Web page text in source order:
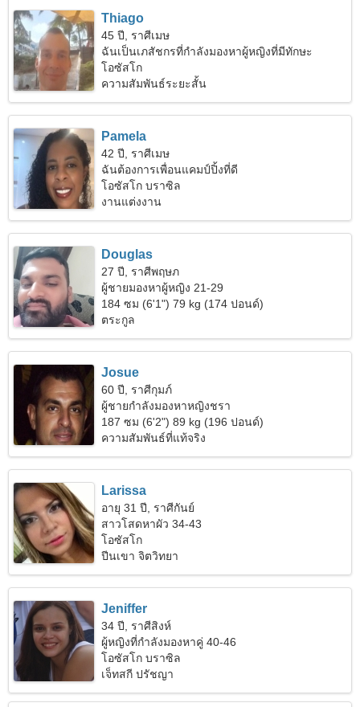
Thiago
45 ปี, ราศีเมษ
ฉันเป็นเภสัชกรที่กำลังมองหาผู้หญิงที่มีทักษะ
โอซัสโก
ความสัมพันธ์ระยะสั้น
Pamela
42 ปี, ราศีเมษ
ฉันต้องการเพื่อนแคมป์ปิ้งที่ดี
โอซัสโก บราซิล
งานแต่งงาน
Douglas
27 ปี, ราศีพฤษภ
ผู้ชายมองหาผู้หญิง 21-29
184 ซม (6'1") 79 kg (174 ปอนด์)
ตระกูล
Josue
60 ปี, ราศีกุมภ์
ผู้ชายกำลังมองหาหญิงชรา
187 ซม (6'2") 89 kg (196 ปอนด์)
ความสัมพันธ์ที่แท้จริง
Larissa
อายุ 31 ปี, ราศีกันย์
สาวโสดหาผัว 34-43
โอซัสโก
ปีนเขา จิตวิทยา
Jeniffer
34 ปี, ราศีสิงห์
ผู้หญิงที่กำลังมองหาคู่ 40-46
โอซัสโก บราซิล
เจ็ทสกี ปรัชญา